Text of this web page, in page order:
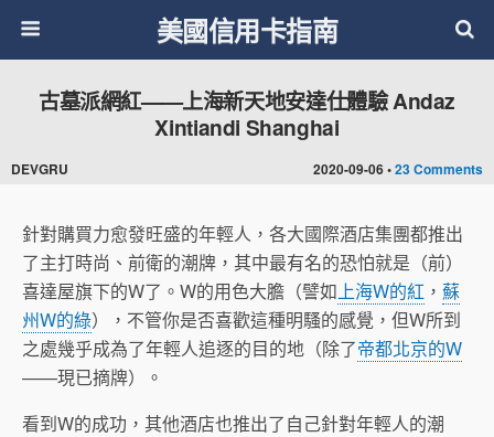
美國信用卡指南
2020-09-06 •23 Comments
古墓派網紅——上海新天地安達仕體驗 Andaz
Xintiandi Shanghai
DEVGRU
針對購買力愈發旺盛的年輕人，各大國際酒店集團都推出
了主打時尚、前衛的潮牌，其中最有名的恐怕就是（前）
喜達屋旗下的W了。W的用色大膽（譬如上海W的紅 ， 蘇
州W的綠），不管你是否喜歡這種明騷的感覺，但W所到
之處幾乎成為了年輕人追逐的目的地（除了帝都北京的W
——現已摘牌）。
看到W的成功，其他酒店也推出了自己針對年輕人的潮